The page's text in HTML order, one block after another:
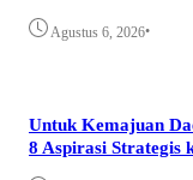
Agustus 6, 2026•
Untuk Kemajuan
8 Aspirasi Strategis